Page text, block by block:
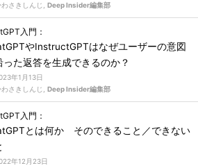
わさきしんじ, Deep Insider編集部
入門：
やInstructGPTはなぜユーザーの意図
った返答を生成できるのか？
年1月13日
わさきしんじ, Deep Insider編集部
入門：
とは何か そのできること／できない
年12月23日